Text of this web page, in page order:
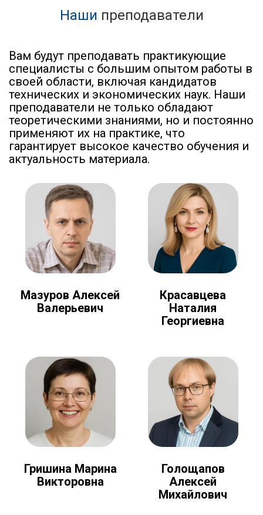
Наши преподаватели
Вам будут преподавать практикующие
специалисты с большим опытом работы в
своей области, включая кандидатов
технических и экономических наук. Наши
преподаватели не только обладают
теоретическими знаниями, но и постоянно
применяют их на практике, что
гарантирует высокое качество обучения и
актуальность материала.
Мазуров Алексей
Валерьевич
Красавцева
Наталия
Георгиевна
Гришина Марина
Викторовна
Голощапов
Алексей
Михайлович